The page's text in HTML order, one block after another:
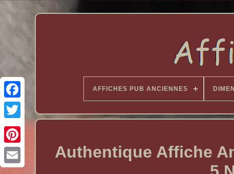
AFFICHES PUB ANCIENNES
Authentique Affiche